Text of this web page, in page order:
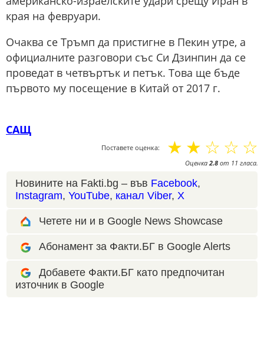
края на февруари.
Очаква се Тръмп да пристигне в Пекин утре, а
официалните разговори със Си Дзинпин да се
проведат в четвъртък и петък. Това ще бъде
първото му посещение в Китай от 2017 г.
САЩ
Поставете оценка: ☆
☆
☆
☆
☆
Оценка2.8 от 11 гласа.
Новините на Fakti.bg – във Facebook,
Instagram, YouTube, канал Viber, X
Четете ни и в Google News Showcase
Абонамент за Факти.БГ в Google Alerts
Добавете Факти.БГ като предпочитан
източник в Google